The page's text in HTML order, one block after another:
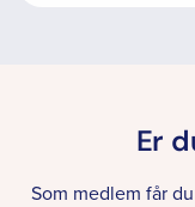
Er
Som medlem får